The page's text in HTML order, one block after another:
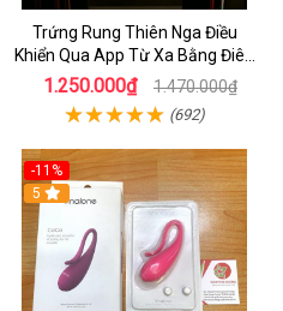
Trứng Rung Thiên Nga Điều
Khiển Qua App Từ Xa Bằng Điên
Thoại Cao Cấp Cho Nữ Tự
Sướng
1.250.000₫ 1.470.000₫
(692)
-11%
5